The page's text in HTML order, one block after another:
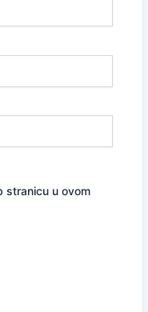
stranicu u ovom